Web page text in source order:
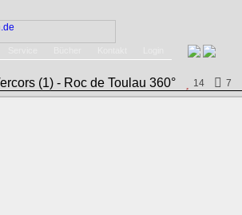
(1) - Roc de Toulau 360° 14 7